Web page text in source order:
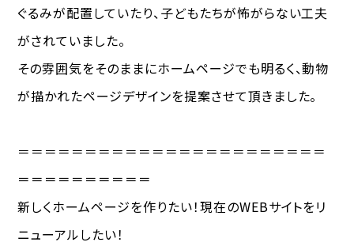
ぐるみが配置していたり、子どもたちが怖がらない工夫
がされていました。
その雰囲気をそのままにホームページでも明るく、動物
が描かれたページデザインを提案させて頂きました。
＝＝＝＝＝＝＝＝＝＝＝＝＝＝＝＝＝＝＝＝＝＝＝
＝＝＝＝＝＝＝＝＝＝
新しくホームページを作りたい！現在のWEBサイトをリ
ニューアルしたい！